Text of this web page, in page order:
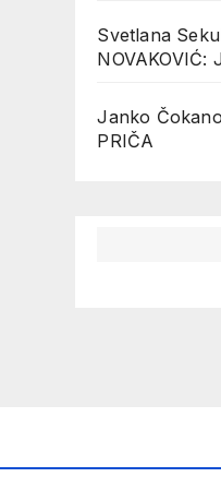
Svetlana
NOVAKOVIĆ:
Janko
PRIČA